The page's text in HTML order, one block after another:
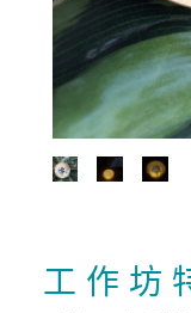
工 作 坊